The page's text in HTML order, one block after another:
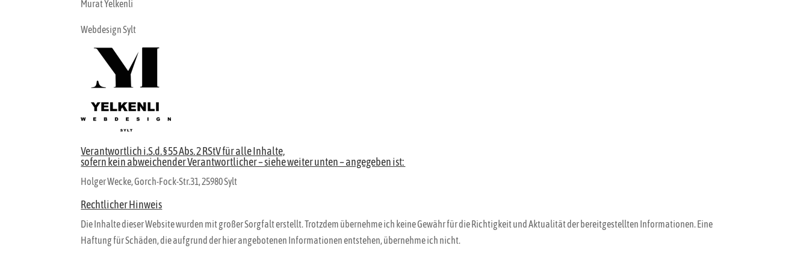
Murat Yelkenli
Webdesign Sylt
Verantwortlich i.S.d. § 55 Abs. 2 RStV für alle Inhalte,
sofern kein abweichender Verantwortlicher – siehe weiter unten – angegeben ist:
Holger Wecke, Gorch-Fock-Str.31, 25980 Sylt
Rechtlicher Hinweis
Die Inhalte dieser Website wurden mit großer Sorgfalt erstellt. Trotzdem übernehme ich keine Gewähr für die Richtigkeit und Aktualität der bereitgestellten Informationen. Eine
Haftung für Schäden, die aufgrund der hier angebotenen Informationen entstehen, übernehme ich nicht.